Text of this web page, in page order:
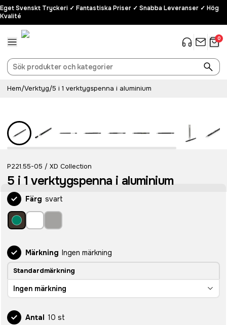
Eget Svenskt Tryckeri ✓ Fantastiska Priser ✓ Snabba Leveranser ✓ Hög
Kvalité
0
Hem/Verktyg/5 i 1 verktygspenna i aluminium
P221.55-05 / XD Collection
5 i 1 verktygspenna i aluminium
Färg svart
Märkning Ingen märkning
Standardmärkning
Ingen märkning
Antal 10 st